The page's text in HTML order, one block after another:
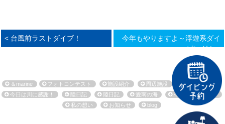
< 台風前ラストダイブ！
今年もやりますよ～浮遊系ダイ
ビング！ >
＆marine フォトコンテスト 施設紹介 周辺施設
環境保全活動
今日は川に感謝！
陸日記 陸日記 愛南の海
今日も海に感謝！
私の想い
お知らせ blog